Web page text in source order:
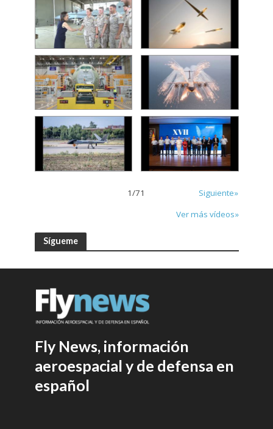
1/71
Siguiente»
Ver más vídeos»
Sígueme
Fly News, información
aeroespacial y de defensa en
español